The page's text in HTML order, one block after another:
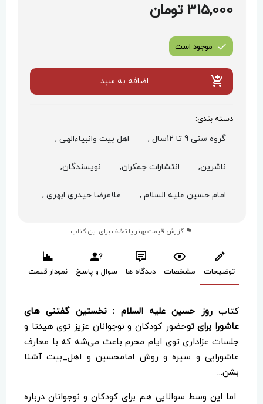
داشته باشد. ضمنا،ً هزاران نفر از کوفیان برای حضرت سیدالشهداء
بنابراین، احتمال موفقیت امام حسین در کوفه بیش از مناطق
دیگر بود.
315,000 تومان
موجود است
اضافه به سبد
دسته بندی:
گروه سنی 9 تا 12سال , اهل بیت وانبیاءالهی ,
ناشرین, انتشارات جمکران, نویسندگان,
امام حسین علیه السلام , غلامرضا حیدری ابهری ,
گزارش قیمت بهتر یا تخلف برای این کتاب
توضیحات مشخصات دیدگاه ها سوال و پاسخ نمودار قیمت
کتابروز حسین علیه السلام : نخستین گفتنی های
عاشورا برای توحضور کودکان و نوجوانان عزیز توی هیئتا و
جلسات عزاداری توی ایام محرم باعث می‌شه که با معارف
عاشورایی و سیره و روش امامحسین و اهل‌_بیت آشنا
بشن...
اما این وسط سوالایی هم برای کودکان و نوجوانان درباره